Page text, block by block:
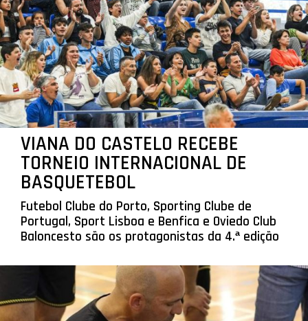
VIANA DO CASTELO RECEBE
TORNEIO INTERNACIONAL DE
BASQUETEBOL
Futebol Clube do Porto, Sporting Clube de
Portugal, Sport Lisboa e Benfica e Oviedo Club
Baloncesto são os protagonistas da 4.ª edição